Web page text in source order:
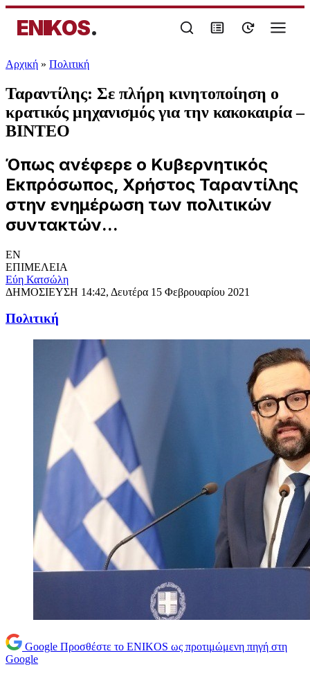
ENIKOS.
Αρχική » Πολιτική
Ταραντίλης: Σε πλήρη κινητοποίηση ο
κρατικός μηχανισμός για την κακοκαιρία –
ΒΙΝΤΕΟ
Όπως ανέφερε ο Κυβερνητικός
Εκπρόσωπος, Χρήστος Ταραντίλης
στην ενημέρωση των πολιτικών
συντακτών...
EN
ΕΠΙΜΕΛΕΙΑ
Εύη Κατσώλη
ΔΗΜΟΣΙΕΥΣΗ 14:42, Δευτέρα 15 Φεβρουαρίου 2021
Πολιτική
Google Προσθέστε το ENIKOS ως προτιμώμενη πηγή στη
Google